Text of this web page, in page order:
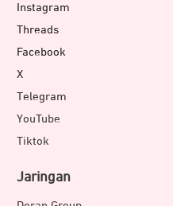
Instagram
Threads
Facebook
X
Telegram
YouTube
Tiktok
Jaringan